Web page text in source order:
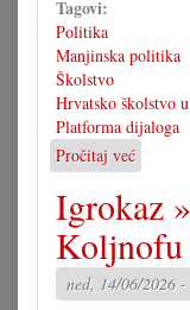
Tagovi:
Politika
Manjinska politika
Školstvo
Hrvatsko školstvo
Platforma dijaloga
Pročitaj već
Platforma
dijaloga
s
težišćem
na
školstvu
Igrokaz
Koljnofu
ned, 14/06/2026